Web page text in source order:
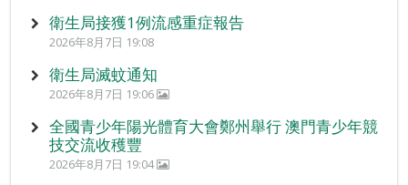
衛生局接獲1例流感重症報告
2026年8月7日 19:08
衛生局滅蚊通知
2026年8月7日 19:06
全國青少年陽光體育大會鄭州舉行 澳門青少年競
技交流收穫豐
2026年8月7日 19:04